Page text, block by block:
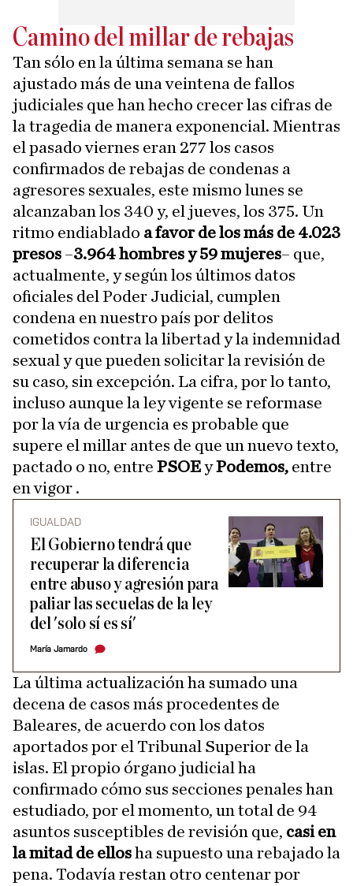
Camino del millar de rebajas
Tan sólo en la última semana se han
ajustado más de una veintena de fallos
judiciales que han hecho crecer las cifras de
la tragedia de manera exponencial. Mientras
el pasado viernes eran 277 los casos
confirmados de rebajas de condenas a
agresores sexuales, este mismo lunes se
alcanzaban los 340 y, el jueves, los 375. Un
ritmo endiablado a favor de los más de 4.023
presos –3.964 hombres y 59 mujeres– que,
actualmente, y según los últimos datos
oficiales del Poder Judicial, cumplen
condena en nuestro país por delitos
cometidos contra la libertad y la indemnidad
sexual y que pueden solicitar la revisión de
su caso, sin excepción. La cifra, por lo tanto,
incluso aunque la ley vigente se reformase
por la vía de urgencia es probable que
supere el millar antes de que un nuevo texto,
pactado o no, entre PSOEyPodemos, entre
en vigor .
IGUALDAD
El Gobierno tendrá que
recuperar la diferencia
entre abuso y agresión para
paliar las secuelas de la ley
del 'solo sí es sí'
María Jamardo
La última actualización ha sumado una
decena de casos más procedentes de
Baleares, de acuerdo con los datos
aportados por el Tribunal Superior de la
islas. El propio órgano judicial ha
confirmado cómo sus secciones penales han
estudiado, por el momento, un total de 94
asuntos susceptibles de revisión que, casi en
la mitad de ellosha supuesto una rebajado la
pena. Todavía restan otro centenar por